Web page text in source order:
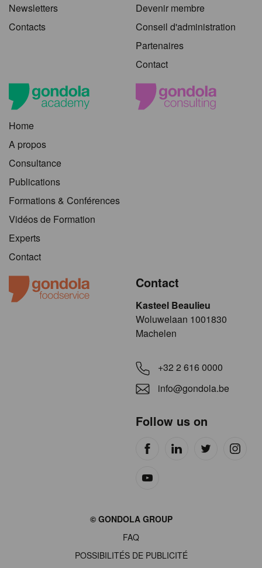
Newsletters
Contacts
Devenir membre
Conseil d'administration
Partenaires
Contact
Home
A propos
Consultance
Publications
Formations & Conférences
Vidéos de Formation
Experts
Contact
Contact
Kasteel Beaulieu
​​​Woluwelaan 1001830
Machelen
+32 2 616 0000
info@gondola.be
Follow us on
© GONDOLA GROUP
FAQ
POSSIBILITÉS DE PUBLICITÉ